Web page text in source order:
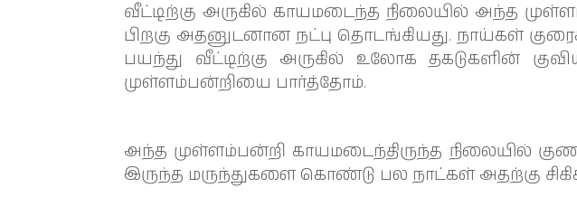
வீட்டிற்கு அருகில் காயமடைந்த நிலையில் அந்த
பிறகு அதனுடனான நட்பு தொடங்கியது. நாய்கள்
பயந்து வீட்டிற்கு அருகில் உலோக தகடுகளின்
முள்ளம்பன்றியை பார்த்தோம்.
அந்த முள்ளம்பன்றி காயமடைந்திருந்த நிலையில்
இருந்த மருந்துகளை கொண்டு பல நாட்கள் அதற்கு